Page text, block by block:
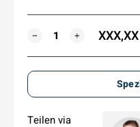
MENGE
− +
Teilen via